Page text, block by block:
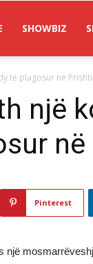
SHOWBIZ
të plagosur në
një
Pinterest